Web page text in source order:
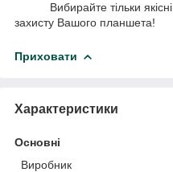
Вибирайте тільки якісні
захисту Вашого планшета!
Приховати
Характеристики
Основні
Виробник